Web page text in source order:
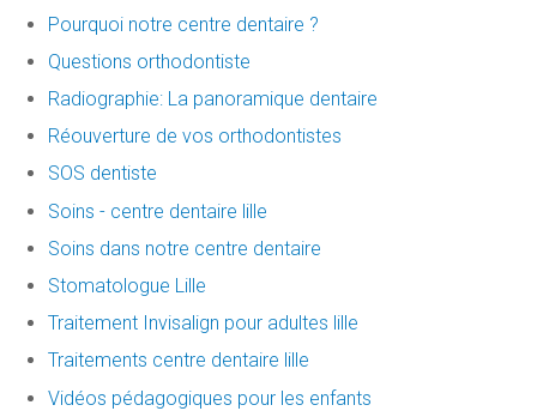
Pourquoi notre centre dentaire ?
Questions orthodontiste
Radiographie: La panoramique dentaire
Réouverture de vos orthodontistes
SOS dentiste
Soins - centre dentaire lille
Soins dans notre centre dentaire
Stomatologue Lille
Traitement Invisalign pour adultes lille
Traitements centre dentaire lille
Vidéos pédagogiques pour les enfants